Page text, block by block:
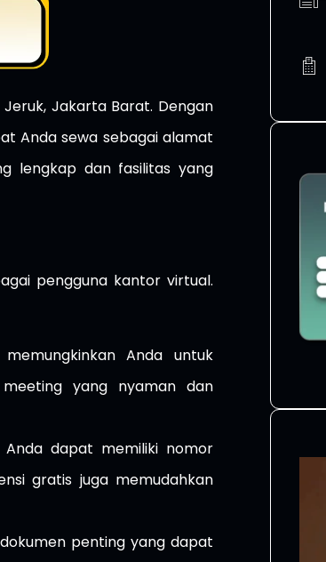
Jakarta Barat. Dengan
Anda sewa sebagai alamat
lengkap dan fasilitas yang
pengguna kantor virtual.
Anda untuk
yang nyaman dan
dapat memiliki nomor
gratis juga memudahkan
penting yang dapat